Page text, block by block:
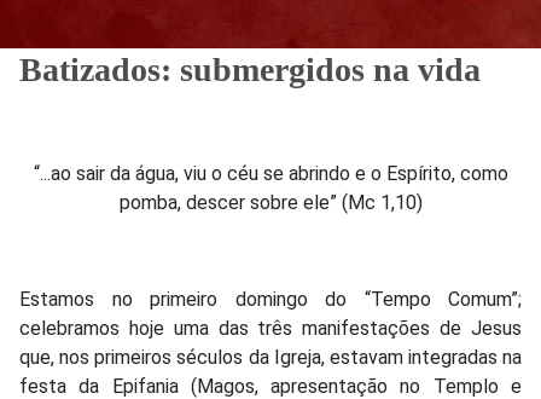
Batizados: submergidos na vida
“...ao sair da água, viu o céu se abrindo e o Espírito, como
pomba, descer sobre ele” (Mc 1,10)
Estamos no primeiro domingo do “Tempo Comum”;
celebramos hoje uma das três manifestações de Jesus
que, nos primeiros séculos da Igreja, estavam integradas na
festa da Epifania (Magos, apresentação no Templo e